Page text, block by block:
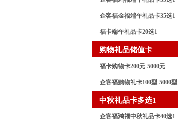
企客福金福端午礼品卡35选1
福卡端午礼品卡20选1
购物礼品储值卡
福卡购物卡200元-5000元
企客福购物礼卡100型-5000型
中秋礼品卡多选1
企客福鸿福中秋礼品卡40选1